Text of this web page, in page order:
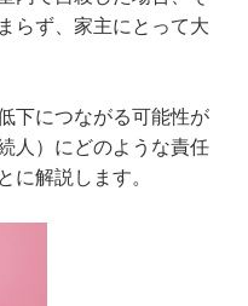
らず、家主にとって大
下につながる可能性が
人）にどのような責任
に解説します。